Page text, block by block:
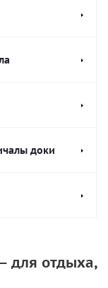
доки
для отдыха,